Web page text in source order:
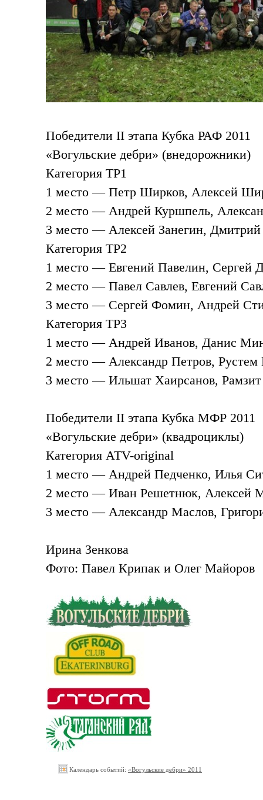
Победители II этапа Кубка РАФ 2011
«Вогульские дебри» (внедорожники)
Категория ТР1
1 место — Петр Ширков, Алексей
2 место — Андрей Куршпель,
3 место — Алексей Занегин,
Категория ТР2
1 место — Евгений Павелин, Сергей
2 место — Павел Савлев, Евгений
3 место — Сергей Фомин, Андрей
Категория ТР3
1 место — Андрей Иванов, Данис
2 место — Александр Петров,
3 место — Ильшат Хаирсанов,
Победители II этапа Кубка МФР 2011
«Вогульские дебри» (квадроциклы)
Категория ATV-original
1 место — Андрей Педченко, Илья
2 место — Иван Решетнюк, Алексей
3 место — Александр Маслов,
Ирина Зенкова
Фото: Павел Крипак и Олег Майоров
Календарь событий: «Вогульские дебри» 2011